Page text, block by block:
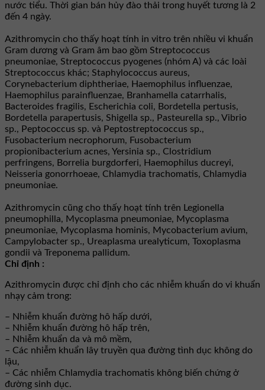
nước tiểu. Thời gian bán hủy đào thải trong huyết tương là 2
đến 4 ngày.
Azithromycin cho thấy hoạt tính in vitro trên nhiều vi khuẩn
Gram dương và Gram âm bao gồm Streptococcus
pneumoniae, Streptococcus pyogenes (nhóm A) và các loài
Streptococcus khác; Staphylococcus aureus,
Corynebacterium diphtheriae, Haemophilus influenzae,
Haemophilus parainfluenzae, Branhamella catarrhalis,
Bacteroides fragilis, Escherichia coli, Bordetella pertusis,
Bordetella parapertusis, Shigella sp., Pasteurella sp., Vibrio
sp., Peptococcus sp. và Peptostreptococcus sp.,
Fusobacterium necrophorum, Fusobacterium
propionibacterium acnes, Yersinia sp., Clostridium
perfringens, Borrelia burgdorferi, Haemophilus ducreyi,
Neisseria gonorrhoeae, Chlamydia trachomatis, Chlamydia
pneumoniae.
Azithromycin cũng cho thấy hoạt tính trên Legionella
pneumophilla, Mycoplasma pneumoniae, Mycoplasma
pneumoniae, Mycoplasma hominis, Mycobacterium avium,
Campylobacter sp., Ureaplasma urealyticum, Toxoplasma
gondii và Treponema pallidum.
Chỉ định :
Azithromycin được chỉ định cho các nhiễm khuẩn do vi khuẩn
nhạy cảm trong:
– Nhiễm khuẩn đường hô hấp dưới,
– Nhiễm khuẩn đường hô hấp trên,
– Nhiễm khuẩn da và mô mềm,
– Các nhiễm khuẩn lây truyền qua đường tình dục không do
lậu,
– Các nhiễm Chlamydia trachomatis không biến chứng ở
đường sinh dục.